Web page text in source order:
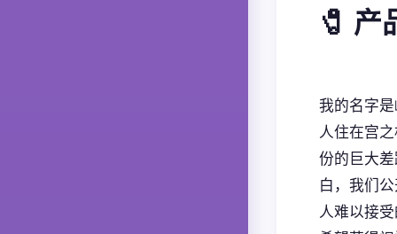
🧷 产
我的名字
人住在宫
份的巨大
白，我们
人难以接